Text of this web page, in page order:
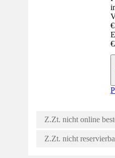
€
€
Z.Zt. nicht online
Z.Zt. nicht